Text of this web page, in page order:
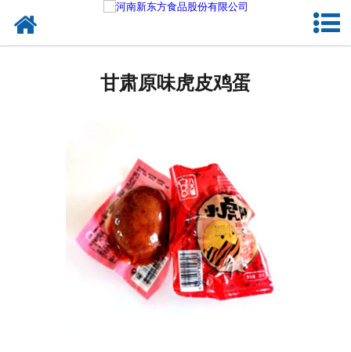
甘肃调味品
甘肃鸡蛋壳粉
甘肃新东方食品
甘肃食品代加工
甘肃原味虎皮鸡蛋